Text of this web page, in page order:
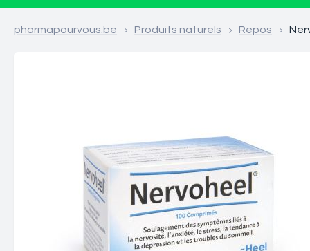
pharmapourvous.be > Produits naturels > Repos >